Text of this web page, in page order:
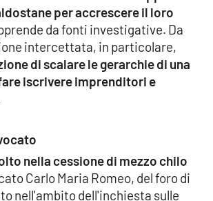
per accrescere il loro
da fonti investigative. Da
intercettata, in particolare,
di scalare le gerarchie di una
iscrivere imprenditori e
nella cessione di mezzo chilo
Carlo Maria Romeo, del foro di
nell'ambito dell'inchiesta sulle